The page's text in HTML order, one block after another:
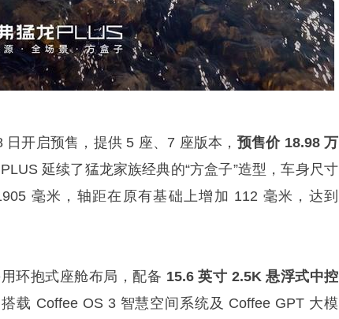
开启预售，提供 5 座、7 座版本， 预售价 18.98 万
延续了猛龙家族经典的“方盒子”造型，车身尺寸
毫米，轴距在原有基础上增加 112 毫米，达到
环抱式座舱布局，配备 15.6 英寸 2.5K 悬浮式中控
载 Coffee OS 3 智慧空间系统及 Coffee GPT 大模